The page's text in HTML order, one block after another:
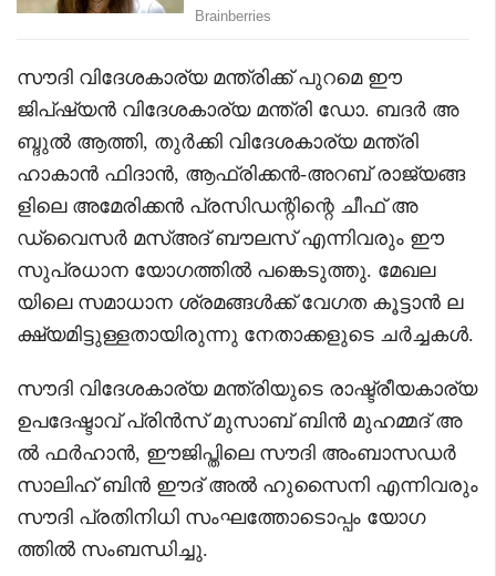
സൗദി വിദേശകാര്യ മന്ത്രിക്ക് പുറമെ ഈ
ജിപ്ഷ്യൻ വിദേശകാര്യ മന്ത്രി ഡോ. ബദർ അ
ബ്ദുൽ ആത്തി, തുർക്കി വിദേശകാര്യ മന്ത്രി
ഹാകാൻ ഫിദാൻ, ആഫ്രിക്കൻ-അറബ് രാജ്യങ്ങ
ളിലെ അമേരിക്കൻ പ്രസിഡന്റിന്റെ ചീഫ് അ
ഡ്വൈസർ മസ്അദ് ബൗലസ് എന്നിവരും ഈ
സുപ്രധാന യോഗത്തിൽ പങ്കെടുത്തു. മേഖല
യിലെ സമാധാന ശ്രമങ്ങൾക്ക് വേഗത കൂട്ടാൻ ല
ക്ഷ്യമിട്ടുള്ളതായിരുന്നു നേതാക്കളുടെ ചർച്ചകൾ.
സൗദി വിദേശകാര്യ മന്ത്രിയുടെ രാഷ്ട്രീയകാര്യ
ഉപദേഷ്ടാവ് പ്രിൻസ് മുസാബ് ബിൻ മുഹമ്മദ് അ
ൽ ഫർഹാൻ, ഈജിപ്തിലെ സൗദി അംബാസഡർ
സാലിഹ് ബിൻ ഈദ് അൽ ഹുസൈനി എന്നിവരും
സൗദി പ്രതിനിധി സംഘത്തോടൊപ്പം യോഗ
ത്തിൽ സംബന്ധിച്ചു.